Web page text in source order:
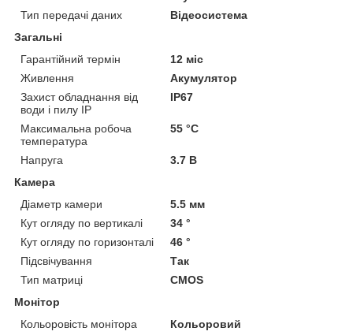
Тип передачі даних
Відеосистема
Загальні
Гарантійний термін
12 міс
Живлення
Акумулятор
Захист обладнання від
води і пилу IP
IP67
Максимальна робоча
температура
55 °С
Напруга
3.7 В
Камера
Діаметр камери
5.5 мм
Кут огляду по вертикалі
34 °
Кут огляду по горизонталі
46 °
Підсвічування
Так
Тип матриці
CMOS
Монітор
Кольоровість монітора
Кольоровий